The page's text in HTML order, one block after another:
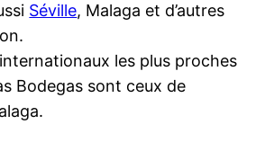
Séville, Malaga et d’autres
les plus proches
Bodegas sont ceux de